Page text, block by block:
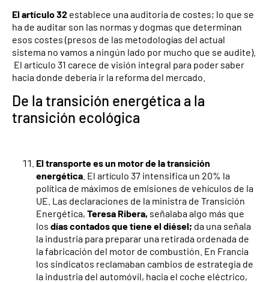
El artículo 32 establece una auditoria de costes; lo que se
ha de auditar son las normas y dogmas que determinan
esos costes (presos de las metodologías del actual
sistema no vamos a ningún lado por mucho que se audite).
El artículo 31 carece de visión integral para poder saber
hacia donde debería ir la reforma del mercado.
De la transición energética a la
transición ecológica
El transporte es un motor de la transición
energética . El artículo 37 intensifica un 20% la
política de máximos de emisiones de vehículos de la
UE. Las declaraciones de la ministra de Transición
Energética, Teresa Ribera, señalaba algo más que
los días contados que tiene el diésel; da una señala
la industria para preparar una retirada ordenada de
la fabricación del motor de combustión. En Francia
los sindicatos reclamaban cambios de estrategia de
la industria del automóvil, hacia el coche eléctrico,